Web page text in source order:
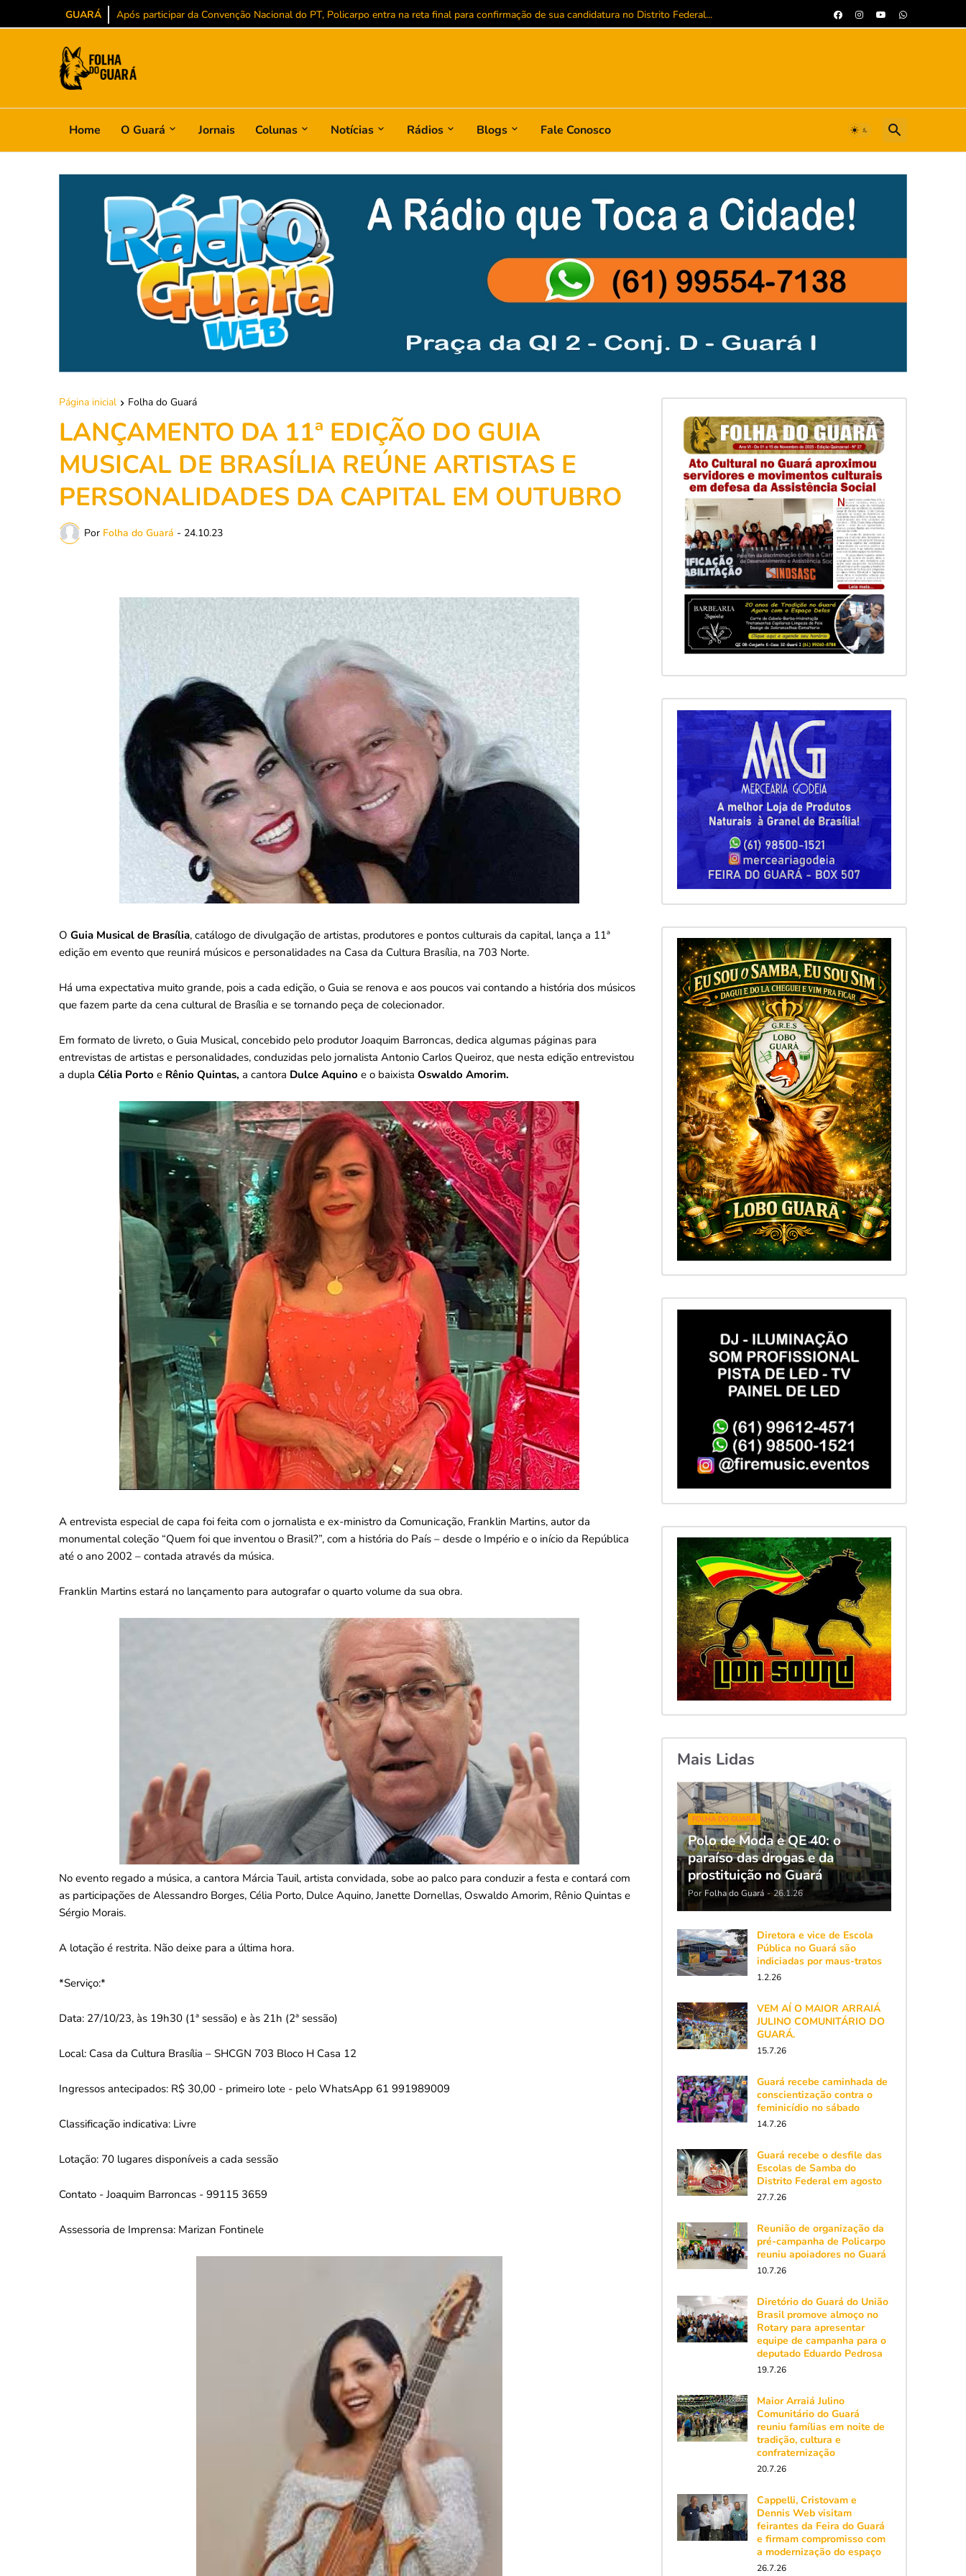
GUARÁ Após participar da Convenção Nacional do PT, Policarpo entra na reta final para confirmação de sua candidatura no Distrito Federal...
Home O Guará Jornais Colunas Notícias Rádios Blogs Fale Conosco
Página inicial Folha do Guará
LANÇAMENTO DA 11ª EDIÇÃO DO GUIA
MUSICAL DE BRASÍLIA REÚNE ARTISTAS E
PERSONALIDADES DA CAPITAL EM OUTUBRO
Por Folha do Guará - 24.10.23
O Guia Musical de Brasília, catálogo de divulgação de artistas, produtores e pontos culturais da capital, lança a 11ª
edição em evento que reunirá músicos e personalidades na Casa da Cultura Brasília, na 703 Norte.
Há uma expectativa muito grande, pois a cada edição, o Guia se renova e aos poucos vai contando a história dos músicos
que fazem parte da cena cultural de Brasília e se tornando peça de colecionador.
Em formato de livreto, o Guia Musical, concebido pelo produtor Joaquim Barroncas, dedica algumas páginas para
entrevistas de artistas e personalidades, conduzidas pelo jornalista Antonio Carlos Queiroz, que nesta edição entrevistou
a dupla Célia Porto e Rênio Quintas, a cantora Dulce Aquino e o baixista Oswaldo Amorim.
A entrevista especial de capa foi feita com o jornalista e ex-ministro da Comunicação, Franklin Martins, autor da
monumental coleção “Quem foi que inventou o Brasil?”, com a história do País – desde o Império e o início da República
até o ano 2002 – contada através da música.
Franklin Martins estará no lançamento para autografar o quarto volume da sua obra.
No evento regado a música, a cantora Márcia Tauil, artista convidada, sobe ao palco para conduzir a festa e contará com
as participações de Alessandro Borges, Célia Porto, Dulce Aquino, Janette Dornellas, Oswaldo Amorim, Rênio Quintas e
Sérgio Morais.
A lotação é restrita. Não deixe para a última hora.
*Serviço:*
Data: 27/10/23, às 19h30 (1ª sessão) e às 21h (2ª sessão)
Local: Casa da Cultura Brasília – SHCGN 703 Bloco H Casa 12
Ingressos antecipados: R$ 30,00 - primeiro lote - pelo WhatsApp 61 991989009
Classificação indicativa: Livre
Lotação: 70 lugares disponíveis a cada sessão
Contato - Joaquim Barroncas - 99115 3659
Assessoria de Imprensa: Marizan Fontinele
Mais Lidas
FOLHA DO GUARÁ
Polo de Moda e QE 40: o
paraíso das drogas e da
prostituição no Guará
Por Folha do Guará - 26.1.26
Diretora e vice de Escola
Pública no Guará são
indiciadas por maus-tratos
1.2.26
VEM AÍ O MAIOR ARRAIÁ
JULINO COMUNITÁRIO DO
GUARÁ.
15.7.26
Guará recebe caminhada de
conscientização contra o
feminicídio no sábado
14.7.26
Guará recebe o desfile das
Escolas de Samba do
Distrito Federal em agosto
27.7.26
Reunião de organização da
pré-campanha de Policarpo
reuniu apoiadores no Guará
10.7.26
Diretório do Guará do União
Brasil promove almoço no
Rotary para apresentar
equipe de campanha para o
deputado Eduardo Pedrosa
19.7.26
Maior Arraiá Julino
Comunitário do Guará
reuniu famílias em noite de
tradição, cultura e
confraternização
20.7.26
Cappelli, Cristovam e
Dennis Web visitam
feirantes da Feira do Guará
e firmam compromisso com
a modernização do espaço
26.7.26